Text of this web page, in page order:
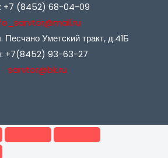
+7 (8452) 68-04-09
Песчано Уметский тракт, д.41Б
+7(8452) 93-63-27
sarvtor@bk.ru